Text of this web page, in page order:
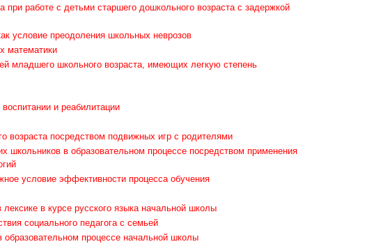
при работе с детьми старшего дошкольного возраста с задержкой
условие преодоления школьных неврозов
математики
младшего школьного возраста, имеющих легкую степень
и реабилитации
возраста посредством подвижных игр с родителями
школьников в образовательном процессе посредством применения
условие эффективности процесса обучения
в курсе русского языка начальной школы
социального педагога с семьей
образовательном процессе начальной школы